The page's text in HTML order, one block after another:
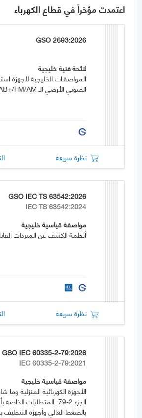
اعتمدت مؤخراً في قطاع الكهرباء
GSO 2693:2026
لائحة فنية خليجية
المواصفـات الخليجية لأجهزة
الصوتي الأرضي الـ T-DAB+/FM/AM
نظرة سريعة
GSO IEC TS 63542:2026
IEC TS 63542:2024
مواصفة قياسية خليجية
أنظمة الكشف عن المبردات
نظرة سريعة
GSO IEC 60335-2-79:2026
IEC 60335-2-79:2021
مواصفة قياسية خليجية
الأجهزة الكهربائية المنزلية وما
الجزء 2-79: المتطلبات
بالضغط العالي وأجهزة التنظيف